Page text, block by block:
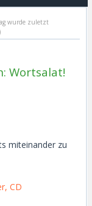
wurde zuletzt
Wortsalat!
miteinander zu
CD